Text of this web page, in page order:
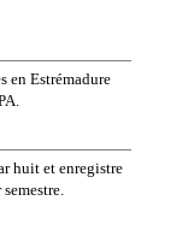
en Estrémadure
huit et enregistre